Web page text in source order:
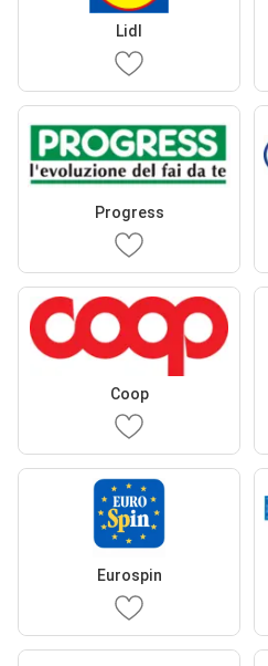
Lidl
Progress
Coop
Eurospin